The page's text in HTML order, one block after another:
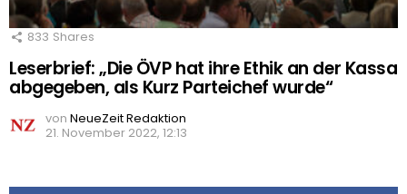
833 Shares
Leserbrief: „Die ÖVP hat ihre Ethik an der Kassa
abgegeben, als Kurz Parteichef wurde“
von NeueZeit Redaktion
21. November 2022, 12:13